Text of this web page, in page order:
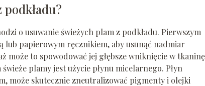
podkładu?
o usuwanie świeżych plam z podkładu. Pierwszym
lub papierowym ręcznikiem, aby usunąć nadmiar
może to spowodować jej głębsze wniknięcie w
plamy jest użycie płynu micelarnego. Płyn
może skutecznie zneutralizować pigmenty i olejki